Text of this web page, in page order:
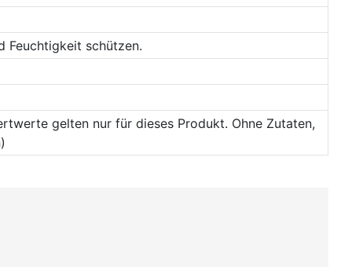
Feuchtigkeit schützen.
gelten nur für dieses Produkt. Ohne Zutaten,